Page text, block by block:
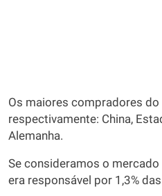
Os maiores compradores do
respectivamente: China,
Alemanha.
Se consideramos o mercado
era responsável por 1,3%